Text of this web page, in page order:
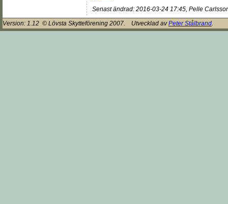
Senast ändrad: 2016-03-24 17:45, Pelle
Version: 1.12 © Lövsta Skytteförening 2007. Utvecklad avPeter Stålbrand.